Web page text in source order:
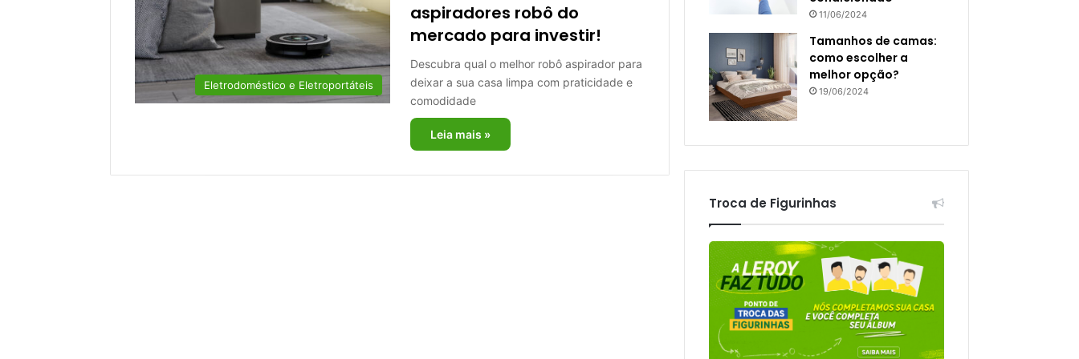
Eletrodoméstico e Eletroportáteis
aspiradores robô do
mercado para investir!
Descubra qual o melhor robô aspirador para
deixar a sua casa limpa com praticidade e
comodidade
Leia mais »
11/06/2024
Tamanhos de camas:
como escolher a
melhor opção?
19/06/2024
Troca de Figurinhas